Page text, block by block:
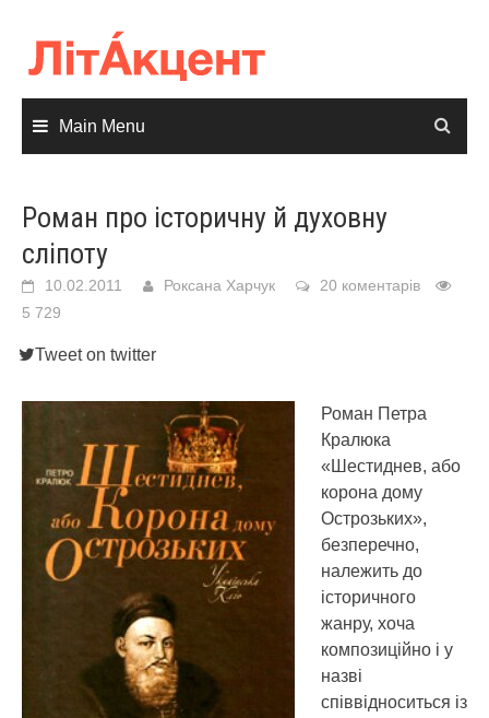
content
Main Menu
Роман про історичну й духовну
сліпоту
10.02.2011 Роксана Харчук
20 коментарів
5 729
Tweet on twitter
Роман Петра
Кралюка
«Шестиднев, або
корона дому
Острозьких»,
безперечно,
належить до
історичного
жанру, хоча
композиційно і у
назві
співвідноситься із